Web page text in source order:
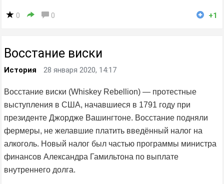
0 0 +1
Восстание виски
История 28 января 2020, 14:17
Восстание виски (Whiskey Rebellion) — протестные
выступления в США, начавшиеся в 1791 году при
президенте Джордже Вашингтоне. Восстание подняли
фермеры, не желавшие платить введённый налог на
алкоголь. Новый налог был частью программы министра
финансов Александра Гамильтона по выплате
внутреннего долга.